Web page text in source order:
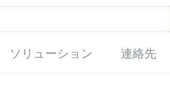
ソリューション 連絡先